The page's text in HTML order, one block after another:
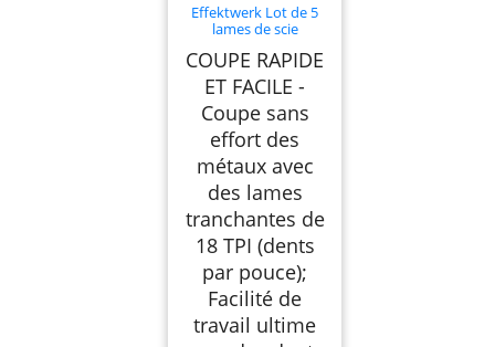
Effektwerk Lot de 5
lames de scie
métal – Lames de scie
sabre en acier
bimétallique avec 18
TPI (dents par pouce)
COUPE RAPIDE
ET FACILE -
Coupe sans
effort des
métaux avec
des lames
tranchantes de
18 TPI (dents
par pouce);
Facilité de
travail ultime